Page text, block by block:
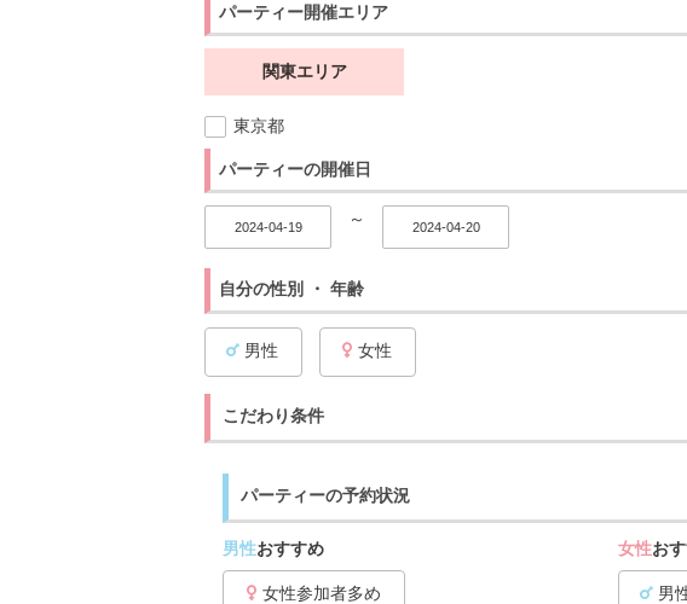
パーティー開催エリア
関東エリア
東京都
パーティーの開催日
～
自分の性別 ・ 年齢
男性 女性
こだわり条件
パーティーの予約状況
男性おすすめ
女性参加者多め
女性お
男